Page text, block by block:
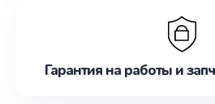
Гарантия на работы и